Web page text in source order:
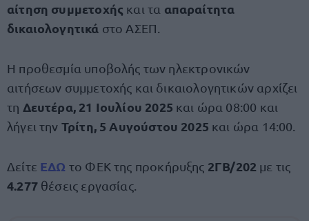
αίτηση συμμετοχής και τα απαραίτητα
δικαιολογητικά στο ΑΣΕΠ.
Η προθεσμία υποβολής των ηλεκτρονικών
αιτήσεων συμμετοχής και δικαιολογητικών αρχίζει
τη Δευτέρα, 21 Ιουλίου 2025 και ώρα 08:00 και
λήγει την Τρίτη, 5 Αυγούστου 2025 και ώρα 14:00.
Δείτε ΕΔΩ το ΦΕΚ της προκήρυξης 2ΓΒ/202 με τις
4.277 θέσεις εργασίας.